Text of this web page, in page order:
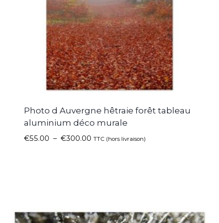
Photo d Auvergne hêtraie forêt tableau
aluminium déco murale
€55.00 – €300.00 TTC (hors livraison)